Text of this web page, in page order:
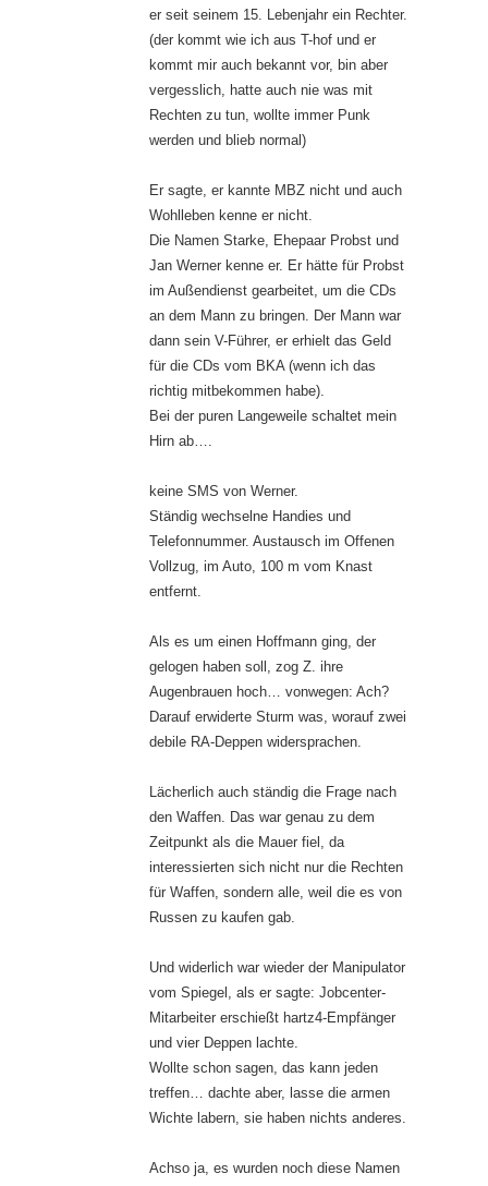
er seit seinem 15. Lebenjahr ein Rechter.
(der kommt wie ich aus T-hof und er
kommt mir auch bekannt vor, bin aber
vergesslich, hatte auch nie was mit
Rechten zu tun, wollte immer Punk
werden und blieb normal)
Er sagte, er kannte MBZ nicht und auch
Wohlleben kenne er nicht.
Die Namen Starke, Ehepaar Probst und
Jan Werner kenne er. Er hätte für Probst
im Außendienst gearbeitet, um die CDs
an dem Mann zu bringen. Der Mann war
dann sein V-Führer, er erhielt das Geld
für die CDs vom BKA (wenn ich das
richtig mitbekommen habe).
Bei der puren Langeweile schaltet mein
Hirn ab….
keine SMS von Werner.
Ständig wechselne Handies und
Telefonnummer. Austausch im Offenen
Vollzug, im Auto, 100 m vom Knast
entfernt.
Als es um einen Hoffmann ging, der
gelogen haben soll, zog Z. ihre
Augenbrauen hoch… vonwegen: Ach?
Darauf erwiderte Sturm was, worauf zwei
debile RA-Deppen widersprachen.
Lächerlich auch ständig die Frage nach
den Waffen. Das war genau zu dem
Zeitpunkt als die Mauer fiel, da
interessierten sich nicht nur die Rechten
für Waffen, sondern alle, weil die es von
Russen zu kaufen gab.
Und widerlich war wieder der Manipulator
vom Spiegel, als er sagte: Jobcenter-
Mitarbeiter erschießt hartz4-Empfänger
und vier Deppen lachte.
Wollte schon sagen, das kann jeden
treffen… dachte aber, lasse die armen
Wichte labern, sie haben nichts anderes.
Achso ja, es wurden noch diese Namen